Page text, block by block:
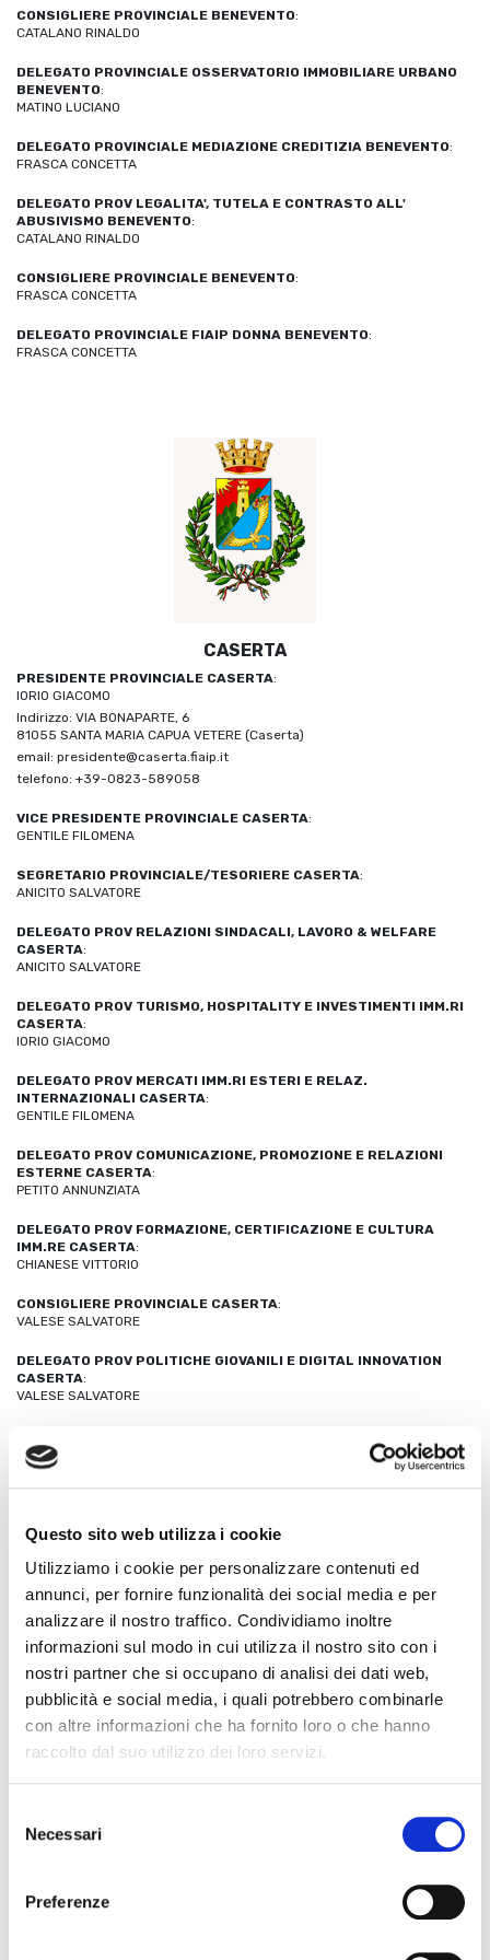
Questo sito web utilizza i cookie
Utilizziamo i cookie per personalizzare contenuti ed
annunci, per fornire funzionalità dei social media e per
analizzare il nostro traffico. Condividiamo inoltre
informazioni sul modo in cui utilizza il nostro sito con i
nostri partner che si occupano di analisi dei dati web,
pubblicità e social media, i quali potrebbero combinarle
con altre informazioni che ha fornito loro o che hanno
raccolto dal suo utilizzo dei loro servizi.
Necessari
Preferenze
CONSIGLIERE PROVINCIALE BENEVENTO:
CATALANO RINALDO
DELEGATO PROVINCIALE OSSERVATORIO IMMOBILIARE URBANO
BENEVENTO:
MATINO LUCIANO
DELEGATO PROVINCIALE MEDIAZIONE CREDITIZIA BENEVENTO:
FRASCA CONCETTA
DELEGATO PROV LEGALITA', TUTELA E CONTRASTO ALL'
ABUSIVISMO BENEVENTO:
CATALANO RINALDO
CONSIGLIERE PROVINCIALE BENEVENTO:
FRASCA CONCETTA
DELEGATO PROVINCIALE FIAIP DONNA BENEVENTO:
FRASCA CONCETTA
CASERTA
PRESIDENTE PROVINCIALE CASERTA:
IORIO GIACOMO
Indirizzo: VIA BONAPARTE, 6
81055 SANTA MARIA CAPUA VETERE (Caserta)
email: presidente@caserta.fiaip.it
telefono: +39-0823-589058
VICE PRESIDENTE PROVINCIALE CASERTA:
GENTILE FILOMENA
SEGRETARIO PROVINCIALE/TESORIERE CASERTA:
ANICITO SALVATORE
DELEGATO PROV RELAZIONI SINDACALI, LAVORO & WELFARE
CASERTA:
ANICITO SALVATORE
DELEGATO PROV TURISMO, HOSPITALITY E INVESTIMENTI IMM.RI
CASERTA:
IORIO GIACOMO
DELEGATO PROV MERCATI IMM.RI ESTERI E RELAZ.
INTERNAZIONALI CASERTA:
GENTILE FILOMENA
DELEGATO PROV COMUNICAZIONE, PROMOZIONE E RELAZIONI
ESTERNE CASERTA:
PETITO ANNUNZIATA
DELEGATO PROV FORMAZIONE, CERTIFICAZIONE E CULTURA
IMM.RE CASERTA:
CHIANESE VITTORIO
CONSIGLIERE PROVINCIALE CASERTA:
VALESE SALVATORE
DELEGATO PROV POLITICHE GIOVANILI E DIGITAL INNOVATION
CASERTA:
VALESE SALVATORE
ABUSIVISMO CASERTA
ALBRIZIO FRANCESCO
CHIANESE VITTORIO
CONSIGLIERE PROVINCIALE CASERTA:
CONSIGLIERE PROVINCIALE CASERTA:
GUIDA TIZIANA
DELEGATO PROVINCIALE OSSERVATORIO IMM.RE-AGENZIA
ENTRATE CASERTA:
CONSIGLIERE PROVINCIALE CASERTA:
FINANCE CASERTA
TURISTICO CASERTA